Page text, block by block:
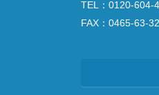
TEL：0120-
FAX：0465-63-